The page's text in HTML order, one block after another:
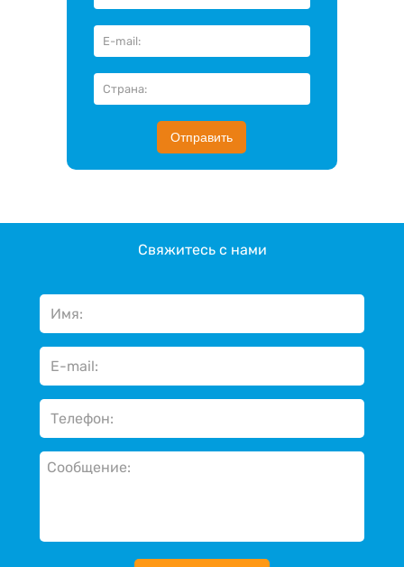
Отправить
Свяжитесь с нами